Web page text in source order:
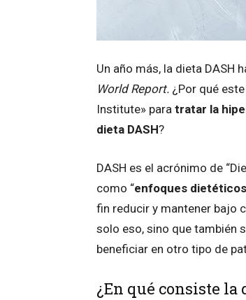
Un año más, la dieta DASH
World Report. ¿Por qué
Institute» para tratar la
dieta DASH?
DASH es el acrónimo de
como “enfoques
fin reducir y mantener bajo
solo eso, sino que también
beneficiar en otro tipo de
¿En qué consiste la